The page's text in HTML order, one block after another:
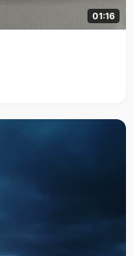
01:16